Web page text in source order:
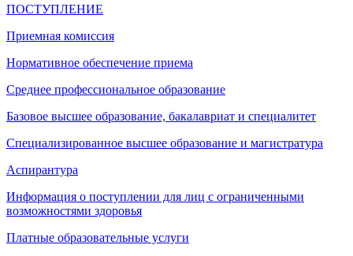
ПОСТУПЛЕНИЕ
Приемная комиссия
Нормативное обеспечение приема
Среднее профессиональное образование
Базовое высшее образование, бакалавриат и специалитет
Специализированное высшее образование и магистратура
Аспирантура
Информация о поступлении для лиц с ограниченными
возможностями здоровья
Платные образовательные услуги